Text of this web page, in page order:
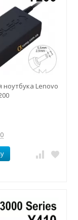
ноутбука Lenovo
0